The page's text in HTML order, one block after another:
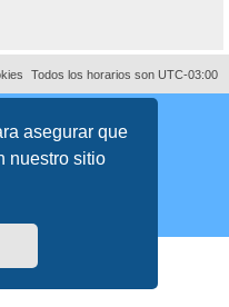
asegurar que
nuestro sitio
Todos los horarios son UTC-03:00
Argentinos